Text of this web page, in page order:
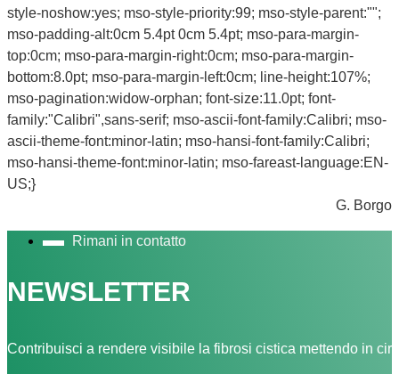
style-noshow:yes; mso-style-priority:99; mso-style-parent:"";
mso-padding-alt:0cm 5.4pt 0cm 5.4pt; mso-para-margin-
top:0cm; mso-para-margin-right:0cm; mso-para-margin-
bottom:8.0pt; mso-para-margin-left:0cm; line-height:107%;
mso-pagination:widow-orphan; font-size:11.0pt; font-
family:"Calibri",sans-serif; mso-ascii-font-family:Calibri; mso-
ascii-theme-font:minor-latin; mso-hansi-font-family:Calibri;
mso-hansi-theme-font:minor-latin; mso-fareast-language:EN-
US;}
G. Borgo
Rimani in contatto
NEWSLETTER
Contribuisci a rendere visibile la fibrosi cistica mettendo in